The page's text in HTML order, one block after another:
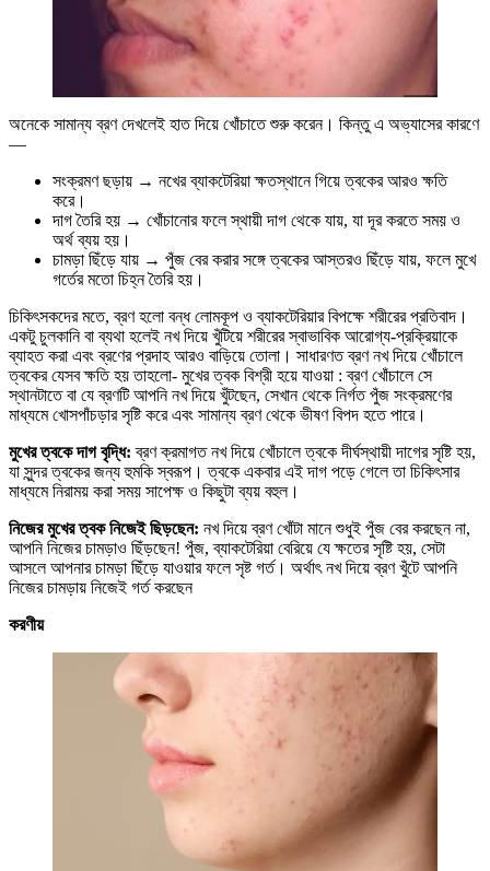
অনেকে সামান্য ব্রণ দেখলেই হাত দিয়ে খোঁচাতে শুরু করেন। কিন্তু এ অভ্যাসের কারণে
—
সংক্রমণ ছড়ায় → নখের ব্যাকটেরিয়া ক্ষতস্থানে গিয়ে ত্বকের আরও ক্ষতি
করে।
দাগ তৈরি হয় → খোঁচানোর ফলে স্থায়ী দাগ থেকে যায়, যা দূর করতে সময় ও
অর্থ ব্যয় হয়।
চামড়া ছিঁড়ে যায় → পুঁজ বের করার সঙ্গে ত্বকের আস্তরও ছিঁড়ে যায়, ফলে মুখে
গর্তের মতো চিহ্ন তৈরি হয়।
চিকিৎসকদের মতে, ব্রণ হলো বন্ধ লোমকূপ ও ব্যাকটেরিয়ার বিপক্ষে শরীরের প্রতিবাদ।
একটু চুলকানি বা ব্যথা হলেই নখ দিয়ে খুঁটিয়ে শরীরের স্বাভাবিক আরোগ্য-প্রক্রিয়াকে
ব্যাহত করা এবং ব্রণের প্রদাহ আরও বাড়িয়ে তোলা। সাধারণত ব্রণ নখ দিয়ে খোঁচালে
ত্বকের যেসব ক্ষতি হয় তাহলো- মুখের ত্বক বিশ্রী হয়ে যাওয়া : ব্রণ খোঁচালে সে
স্থানটাতে বা যে ব্রণটি আপনি নখ দিয়ে খুঁটছেন, সেখান থেকে নির্গত পুঁজ সংক্রমণের
মাধ্যমে খোসপাঁচড়ার সৃষ্টি করে এবং সামান্য ব্রণ থেকে ভীষণ বিপদ হতে পারে।
মুখের ত্বকে দাগ বৃদ্ধি: ব্রণ ক্রমাগত নখ দিয়ে খোঁচালে ত্বকে দীর্ঘস্থায়ী দাগের সৃষ্টি হয়,
যা সুন্দর ত্বকের জন্য হুমকি স্বরূপ। ত্বকে একবার এই দাগ পড়ে গেলে তা চিকিৎসার
মাধ্যমে নিরাময় করা সময় সাপেক্ষ ও কিছুটা ব্যয় বহুল।
নিজের মুখের ত্বক নিজেই ছিড়ছেন: নখ দিয়ে ব্রণ খোঁটা মানে শুধুই পুঁজ বের করছেন না,
আপনি নিজের চামড়াও ছিঁড়ছেন! পুঁজ, ব্যাকটেরিয়া বেরিয়ে যে ক্ষতের সৃষ্টি হয়, সেটা
আসলে আপনার চামড়া ছিঁড়ে যাওয়ার ফলে সৃষ্ট গর্ত। অর্থাৎ নখ দিয়ে ব্রণ খুঁটে আপনি
নিজের চামড়ায় নিজেই গর্ত করছেন
করণীয়